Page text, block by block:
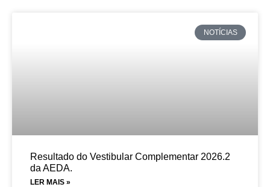
NOTÍCIAS
Resultado do Vestibular Complementar 2026.2
da AEDA.
LER MAIS »